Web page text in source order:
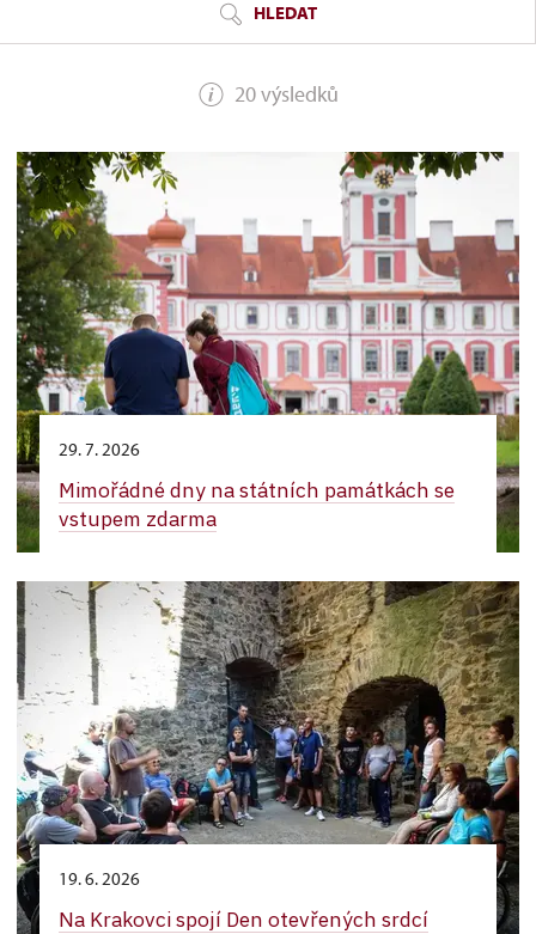
HLEDAT
20 výsledků
29. 7. 2026
Mimořádné dny na státních památkách se
vstupem zdarma
19. 6. 2026
Na Krakovci spojí Den otevřených srdcí